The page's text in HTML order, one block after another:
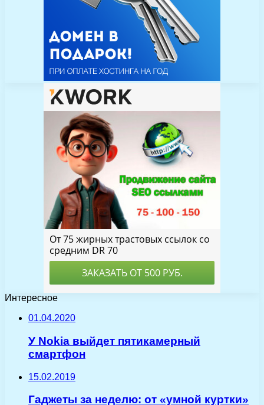
Интересное
01.04.2020
У Nokia выйдет пятикамерный
смартфон
15.02.2019
Гаджеты за неделю: от «умной куртки»